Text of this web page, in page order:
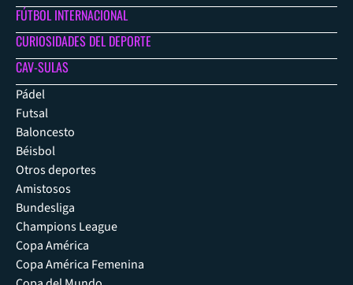
FÚTBOL INTERNACIONAL
CURIOSIDADES DEL DEPORTE
CAV-SULAS
Pádel
Futsal
Baloncesto
Béisbol
Otros deportes
Amistosos
Bundesliga
Champions League
Copa América
Copa América Femenina